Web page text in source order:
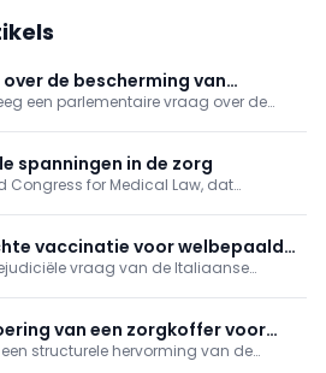
de bescherming van
gebruik van apps in het kader
een parlementaire vraag over de
rond het gebruik van deze apps te
spanningen in de zorg
Congress for Medical Law, dat
gehouden.
vaccinatie voor welbepaalde
niet
vraag van de Italiaanse
van een zorgkoffer voor
structurele hervorming van de